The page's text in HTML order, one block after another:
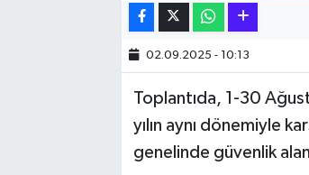
02.09.2025 - 10:13
Toplantıda, 1-30
yılın aynı dönemiyle
genelinde güvenlik